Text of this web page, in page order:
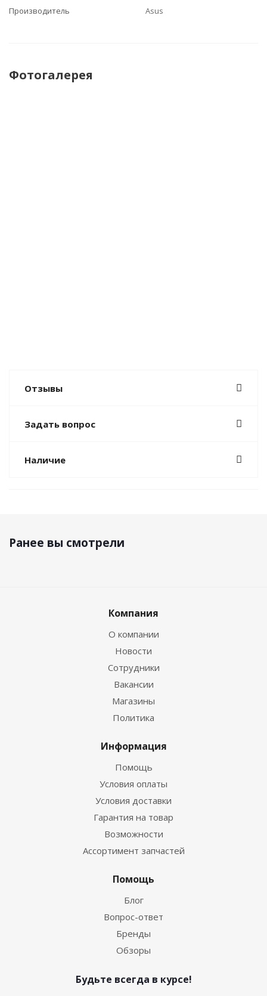
Производитель
Asus
Фотогалерея
Отзывы
Задать вопрос
Наличие
Ранее вы смотрели
Компания
О компании
Новости
Сотрудники
Вакансии
Магазины
Политика
Информация
Помощь
Условия оплаты
Условия доставки
Гарантия на товар
Возможности
Ассортимент запчастей
Помощь
Блог
Вопрос-ответ
Бренды
Обзоры
Будьте всегда в курсе!